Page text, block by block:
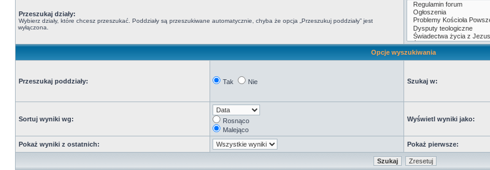
Przeszukaj działy:
Wybierz działy, które chcesz przeszukać. Poddziały są przeszukiwane automatycznie, chyba że opcja „Przeszukuj poddziały” jest
wyłączona.
Opcje wyszukiwania
Przeszukaj poddziały: Tak Nie Szukaj w:
Sortuj wyniki wg:
Rosnąco
Malejąco
Wyświetl wyniki jako:
Pokaż wyniki z ostatnich: Pokaż pierwsze: